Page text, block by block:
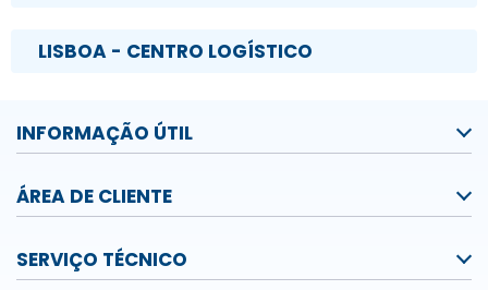
LISBOA - CENTRO LOGÍSTICO
INFORMAÇÃO ÚTIL
ÁREA DE CLIENTE
SERVIÇO TÉCNICO